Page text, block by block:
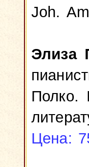
Joh.
Элиза
Полко.
Цена: